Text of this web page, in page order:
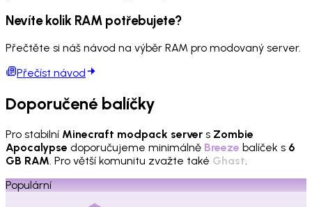
Nevíte kolik RAM potřebujete?
Přečtěte si náš návod na výběr RAM pro modovaný server.
Přečíst návod
Doporučené balíčky
Pro stabilní Minecraft modpack server s Zombie
Apocalypse doporučujeme minimálně Breeze balíček s 6
GB RAM. Pro větší komunitu zvažte také Ghast.
Populární